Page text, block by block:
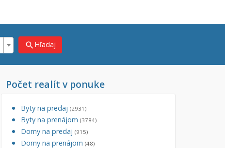
search Hľadaj
Počet realít v ponuke
Byty na predaj (2931)
Byty na prenájom (3784)
Domy na predaj (915)
Domy na prenájom (48)